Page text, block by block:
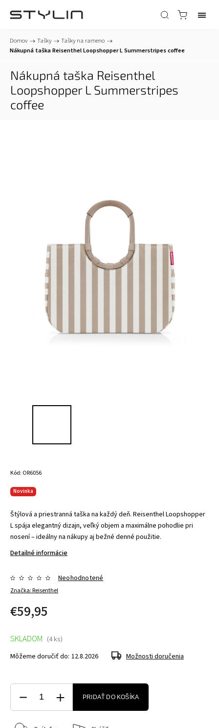
Domov / Tašky / Tašky na rameno /
Nákupná taška Reisenthel Loopshopper L Summerstripes coffee
Nákupná taška Reisenthel
Loopshopper L Summerstripes
coffee
Kód: OR6056
Novinka
Štýlová a priestranná taška na každý deň. Reisenthel Loopshopper
L spája elegantný dizajn, veľký objem a maximálne pohodlie pri
nosení – ideálny na nákupy aj bežné denné použitie.
Detailné informácie
Značka:Reisenthel
Neohodnotené
€59,95
SKLADOM (4 ks)
Môžeme doručiť do: 12.8.2026 Možnosti doručenia
PRIDAŤ DO KOŠÍKA